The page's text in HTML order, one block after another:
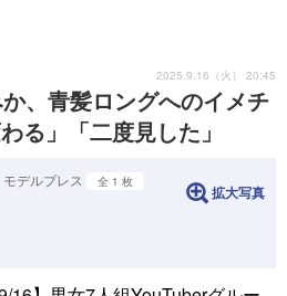
、青髪ロングへのイメチ
る」「二度見した」
2025.9.16（火） 20:45
デルプレス 全 1 枚
拡大写真